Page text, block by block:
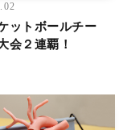
ットボールチー
会２連覇！